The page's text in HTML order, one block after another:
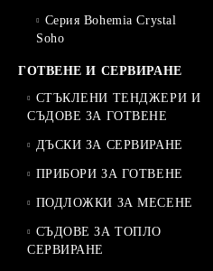
Серия Bohemia Crystal
Soho
ГОТВЕНЕ И СЕРВИРАНЕ
СТЪКЛЕНИ ТЕНДЖЕРИ И
СЪДОВЕ ЗА ГОТВЕНЕ
ДЪСКИ ЗА СЕРВИРАНЕ
ПРИБОРИ ЗА ГОТВЕНЕ
ПОДЛОЖКИ ЗА МЕСЕНЕ
СЪДОВЕ ЗА ТОПЛО
СЕРВИРАНЕ